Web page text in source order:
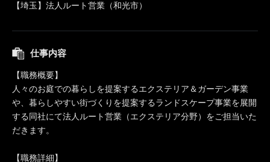
【埼玉】法人ルート営業（和光市）
仕事内容
【職務概要】
人々のお庭での暮らしを提案するエクステリア＆ガーデン事業
や、暮らしやすい街づくりを提案するランドスケープ事業を展開
する同社にて法人ルート営業（エクステリア分野）をご担当いた
だきます。
【職務詳細】